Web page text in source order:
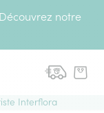
notre
Interflora